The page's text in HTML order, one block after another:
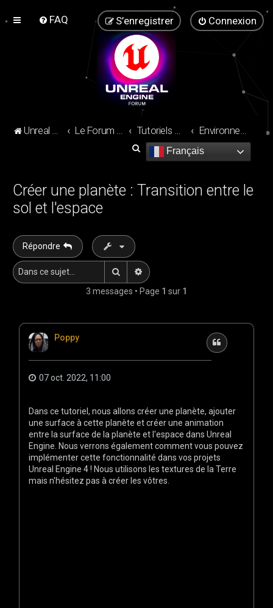
FAQ Connexion
S’enregistrer
Unreal Engine Forum Le Forum de la communauté Unreal Engine ! Tutoriels Unreal Engine Environnement Design
Français
R
e
c
h
h
e
Créer une planète : Transition entre le
sol et l'espace
Répondre
RechercherRecherche avancée
3 messages • Page 1 sur 1
Poppy Citation
07 oct. 2022, 11:00
Dans ce tutoriel, nous allons créer une planète, ajouter
une surface à cette planète et créer une animation
entre la surface de la planète et l'espace dans Unreal
Engine. Nous verrons également comment vous pouvez
implémenter cette fonctionnalité dans vos projets
Unreal Engine 4 ! Nous utilisons les textures de la Terre
mais n'hésitez pas à créer les vôtres.